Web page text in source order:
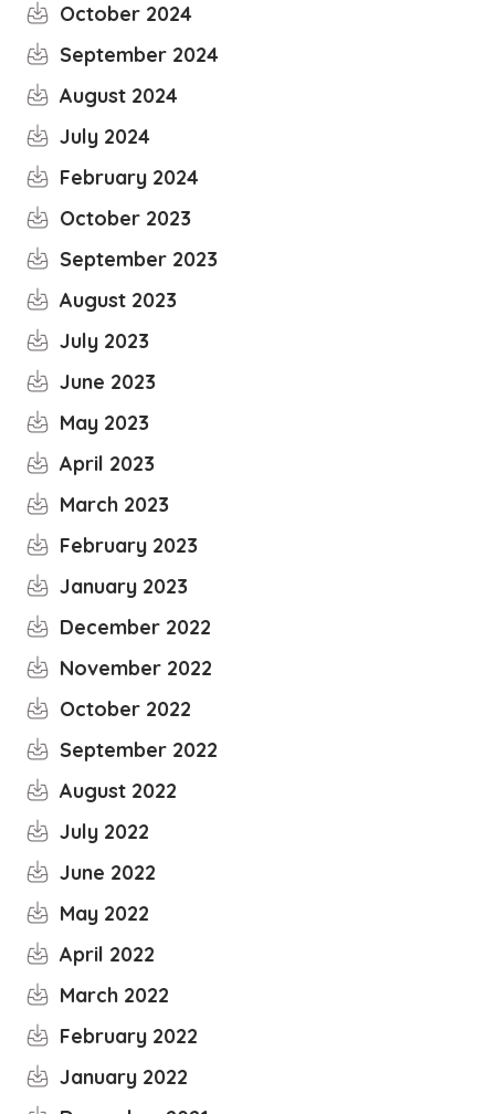
October 2024
September 2024
August 2024
July 2024
February 2024
October 2023
September 2023
August 2023
July 2023
June 2023
May 2023
April 2023
March 2023
February 2023
January 2023
December 2022
November 2022
October 2022
September 2022
August 2022
July 2022
June 2022
May 2022
April 2022
March 2022
February 2022
January 2022